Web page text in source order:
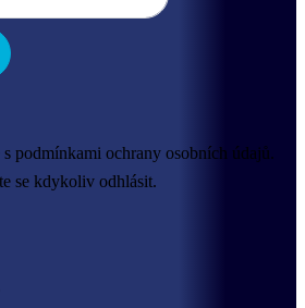
s podmínkami ochrany osobních údajů.
se kdykoliv odhlásit.